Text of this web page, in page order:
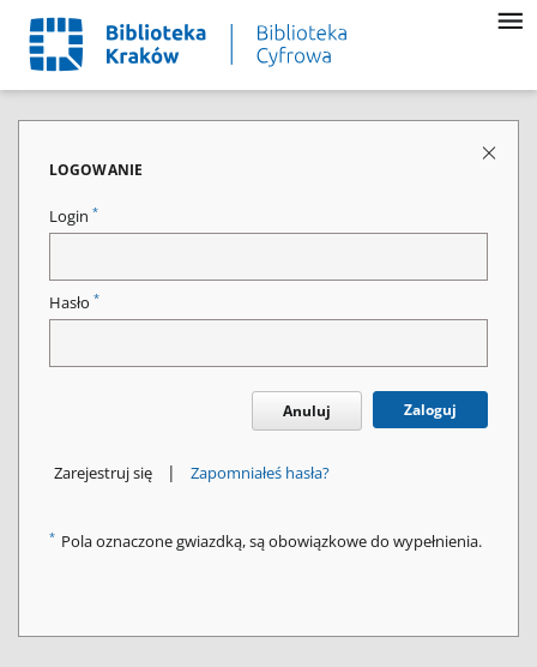
LOGOWANIE
Login *
Hasło *
Anuluj Zaloguj
Zarejestruj się | Zapomniałeś hasła?
* Pola oznaczone gwiazdką, są obowiązkowe do wypełnienia.